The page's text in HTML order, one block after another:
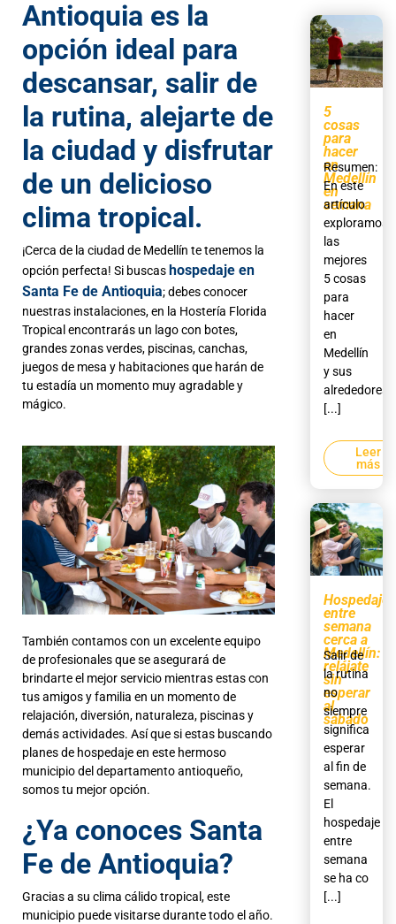
Antioquia es la
opción ideal para
descansar, salir de
la rutina, alejarte de
la ciudad y disfrutar
de un delicioso
clima tropical.
¡Cerca de la ciudad de Medellín te tenemos la
opción perfecta! Si buscashospedaje en
Santa Fe de Antioquia; debes conocer
nuestras instalaciones, en la Hostería Florida
Tropical encontrarás un lago con botes,
grandes zonas verdes, piscinas, canchas,
juegos de mesa y habitaciones que harán de
tu estadía un momento muy agradable y
mágico.
También contamos con un excelente equipo
de profesionales que se asegurará de
brindarte el mejor servicio mientras estas con
tus amigos y familia en un momento de
relajación, diversión, naturaleza, piscinas y
demás actividades. Así que si estas buscando
planes de hospedaje en este hermoso
municipio del departamento antioqueño,
somos tu mejor opción.
¿Ya conoces Santa
Fe de Antioquia?
Gracias a su clima cálido tropical, este
municipio puede visitarse durante todo el año.
5
cosas
para
hacer
en
Medellín
en
semana
Resumen:
En este
artículo
exploramos
las
mejores
5 cosas
para
hacer
en
Medellín
y sus
alrededores,
[...]
Leer
más
Hospedaje
entre
semana
cerca a
Medellín:
relájate
sin
esperar
al
sábado
Salir de
la rutina
no
siempre
significa
esperar
al fin de
semana.
El
hospedaje
entre
semana
se ha co
[...]